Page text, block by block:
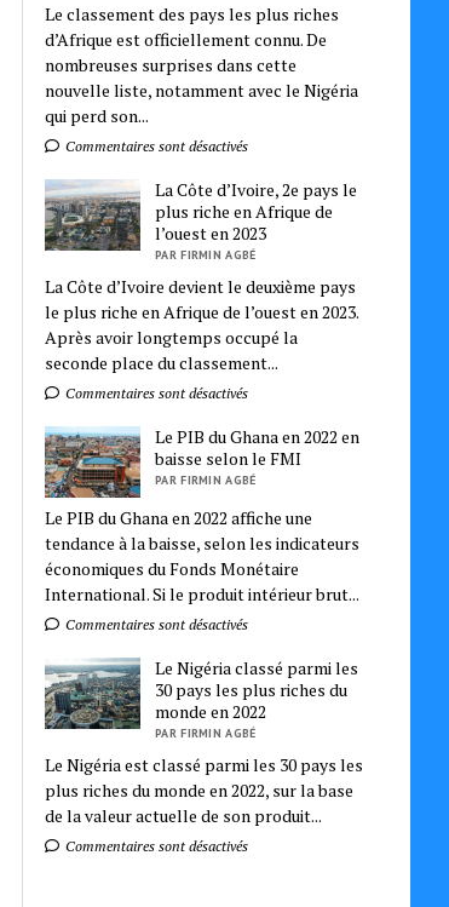
Le classement des pays les plus riches
d’Afrique est officiellement connu. De
nombreuses surprises dans cette
nouvelle liste, notamment avec le Nigéria
qui perd son...
Commentaires sont désactivés
La Côte d’Ivoire, 2e pays le
plus riche en Afrique de
l’ouest en 2023
PAR FIRMIN AGBÉ
La Côte d’Ivoire devient le deuxième pays
le plus riche en Afrique de l’ouest en 2023.
Après avoir longtemps occupé la
seconde place du classement...
Commentaires sont désactivés
Le PIB du Ghana en 2022 en
baisse selon le FMI
PAR FIRMIN AGBÉ
Le PIB du Ghana en 2022 affiche une
tendance à la baisse, selon les indicateurs
économiques du Fonds Monétaire
International. Si le produit intérieur brut...
Commentaires sont désactivés
Le Nigéria classé parmi les
30 pays les plus riches du
monde en 2022
PAR FIRMIN AGBÉ
Le Nigéria est classé parmi les 30 pays les
plus riches du monde en 2022, sur la base
de la valeur actuelle de son produit...
Commentaires sont désactivés